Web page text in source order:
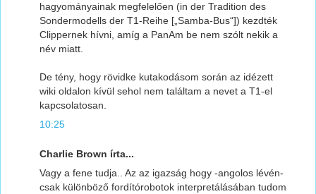
hagyományainak megfelelően (in der Tradition des
Sondermodells der T1-Reihe [„Samba-Bus“]) kezdték
Clippernek hívni, amíg a PanAm be nem szólt nekik a
név miatt.
De tény, hogy rövidke kutakodásom során az idézett
wiki oldalon kívül sehol nem találtam a nevet a T1-el
kapcsolatosan.
10:25
Charlie Brown írta...
Vagy a fene tudja.. Az az igazság hogy -angolos lévén-
csak különböző fordítórobotok interpretálásában tudom